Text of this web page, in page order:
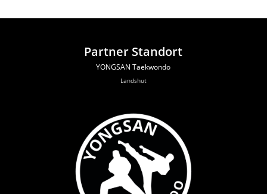
Partner Standort
YONGSAN Taekwondo
Landshut